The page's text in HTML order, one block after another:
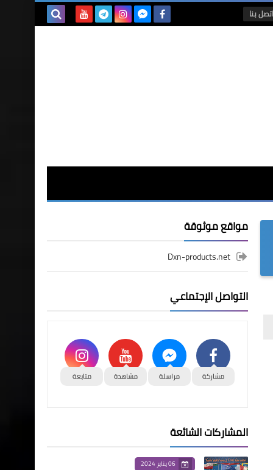
اتصل بنا
مواقع موثوقة
Dxn-products.net
التواصل الإجتماعي
مشاركة مراسلة مشاهدة متابعة
المشاركات الشائعة
06 يناير 2024